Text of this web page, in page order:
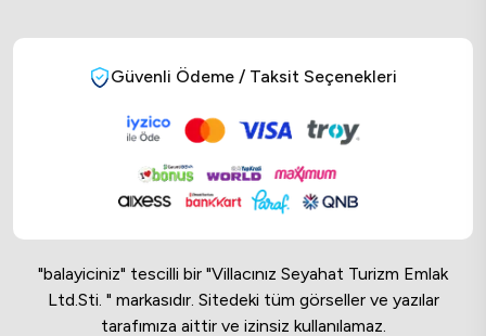
Güvenli Ödeme / Taksit Seçenekleri
"balayiciniz" tescilli bir "Villacınız Seyahat Turizm Emlak
Ltd.Sti. " markasıdır. Sitedeki tüm görseller ve yazılar
tarafımıza aittir ve izinsiz kullanılamaz.